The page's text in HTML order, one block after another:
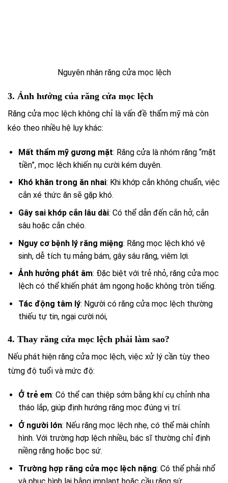
Nguyên nhân răng cửa mọc lệch
3. Ảnh hưởng của răng cửa mọc lệch
Răng cửa mọc lệch không chỉ là vấn đề thẩm mỹ mà còn
kéo theo nhiều hệ lụy khác:
Mất thẩm mỹ gương mặt: Răng cửa là nhóm răng “mặt
tiền”, mọc lệch khiến nụ cười kém duyên.
Khó khăn trong ăn nhai: Khi khớp cắn không chuẩn, việc
cắn xé thức ăn sẽ gặp khó.
Gây sai khớp cắn lâu dài: Có thể dẫn đến cắn hở, cắn
sâu hoặc cắn chéo.
Nguy cơ bệnh lý răng miệng: Răng mọc lệch khó vệ
sinh, dễ tích tụ mảng bám, gây sâu răng, viêm lợi.
Ảnh hưởng phát âm: Đặc biệt với trẻ nhỏ, răng cửa mọc
lệch có thể khiến phát âm ngọng hoặc không tròn tiếng.
Tác động tâm lý: Người có răng cửa mọc lệch thường
thiếu tự tin, ngại cười nói,
4. Thay răng cửa mọc lệch phải làm sao?
Nếu phát hiện răng cửa mọc lệch, việc xử lý cần tùy theo
từng độ tuổi và mức độ:
Ở trẻ em: Có thể can thiệp sớm bằng khí cụ chỉnh nha
tháo lắp, giúp định hướng răng mọc đúng vị trí.
Ở người lớn: Nếu răng mọc lệch nhẹ, có thể mài chỉnh
hình. Với trường hợp lệch nhiều, bác sĩ thường chỉ định
niềng răng hoặc bọc sứ.
Trường hợp răng cửa mọc lệch nặng: Có thể phải nhổ
và phục hình lại bằng implant hoặc cầu răng sứ.